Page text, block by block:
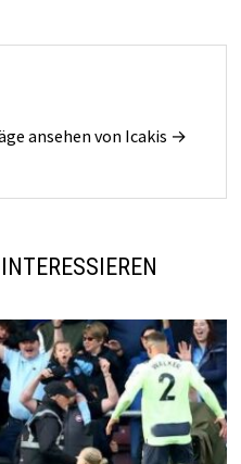
ansehen von Icakis →